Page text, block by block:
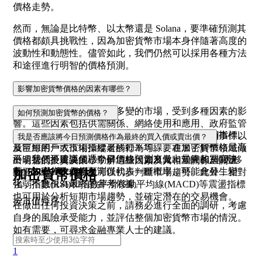
價格走勢。
然而，無論是比特幣、以太幣還是 Solana，要準確預測其
價格都頗具挑戰性，因為加密貨幣市場本身伴隨著高度的
波動性和動態性。儘管如此，我們仍然可以採用各種方法
和途徑進行明智的價格預測。
影響加密貨幣價格的因素有哪些？
加密貨幣市場是一個複雜多變的市場，受到多種因素的影
響。這些因素包括供需關係、網絡使用和應用、政府監管
要求、媒體報導、技術演進、市場情緒、重大新聞事件以
及巨鯨用戶或市場操縱者的行為等。要在加密貨幣領域做
出明智的投資決策，了解這些因素及其相互關係至關重
要。
如何預測加密貨幣的價格？
預測加密貨幣價格走勢的常見方法之一是使用技術指標。
最常用的一大技術指標是移動平均線。通過了解價格是高
於還是低於重要的移動平均線（如21天、50天和200天移
動平均線），交易者可以初步判斷市場趨勢。此外，相對
強弱指數(RSI)和指數平滑移動平均線(MACD)等震盪指標
也可用於分析短期市場趨勢，並確定潛在的交易機會。
我是否應該將今日預測價格作為最終的買入價或賣出價？
不，我們不建議僅憑今日價格預測來做出最終的買賣決
策。加密貨幣價格預測僅代表一種概率，可能會發生變
化，不應視為最終的參考依據。
在做出任何投資決策之前，請務必進行全面的調研，考慮
自身的風險承受能力，並評估整個加密貨幣市場的情況。
如有需要，可尋求金融專業人士的建議。
加密貨幣價格
按市值排序
1